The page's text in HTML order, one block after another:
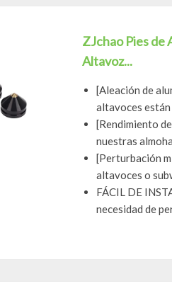
ZJchao Pies de
Altavoz...
[Aleación de
altavoces
[Rendimiento
nuestras
[Perturbación
altavoces o
FÁCIL DE
necesidad de